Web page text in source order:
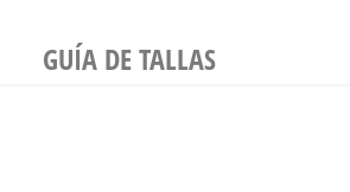
GUÍA DE TALLAS